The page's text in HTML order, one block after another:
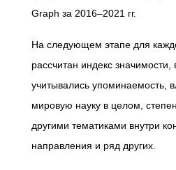
Graph за 2016–2021 гг.
На следующем этапе для
рассчитан индекс значимости,
учитывались упоминаемость,
мировую науку в целом,
другими тематиками внутри
направления и ряд других.